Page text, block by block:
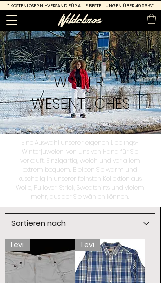
* KOSTENLOSER NL-VERSAND FÜR ALLE BESTELLUNGEN ÜBER 49,95 €*
WINTER
WESENTLICHES
Eine Auswahl unserer eigenen Lieblings-
Winterjuwelen, von uns von Hand für Sie
verkauft. Einzigartig, weich und vor allem
extrem bequem. Bleiben Sie warm und
kuschelig in unserer feinsten Kollektion aus
Wolle, Pullover, Strick, Sweatshirts und vielem
mehr, aus der Sie wählen können.
Levi Levi